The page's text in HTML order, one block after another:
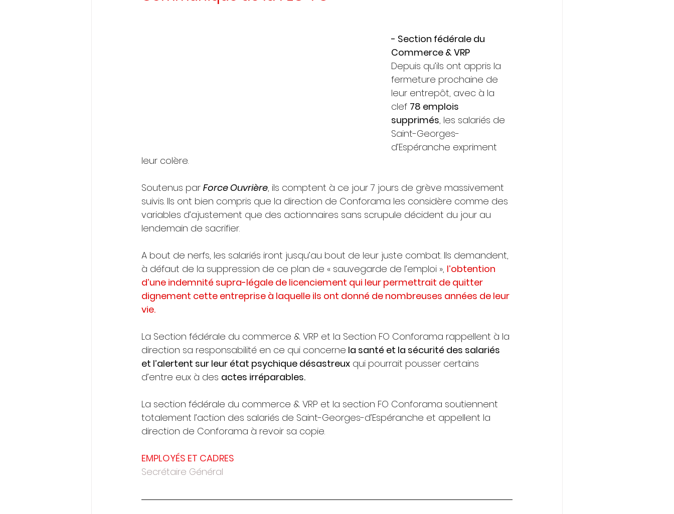
- Section fédérale du
Commerce & VRP
Depuis qu’ils ont appris la
fermeture prochaine de
leur entrepôt, avec à la
clef 78 emplois
supprimés, les salariés de
Saint-Georges-
d’Espéranche expriment
leur colère.
Soutenus par Force Ouvrière, ils comptent à ce jour 7 jours de grève massivement
suivis. Ils ont bien compris que la direction de Conforama les considère comme des
variables d’ajustement que des actionnaires sans scrupule décident du jour au
lendemain de sacrifier.
A bout de nerfs, les salariés iront jusqu’au bout de leur juste combat. Ils demandent,
à défaut de la suppression de ce plan de « sauvegarde de l’emploi », l’obtention
d’une indemnité supra-légale de licenciement qui leur permettrait de quitter
dignement cette entreprise à laquelle ils ont donné de nombreuses années de leur
vie.
La Section fédérale du commerce & VRP et la Section FO Conforama rappellent à la
direction sa responsabilité en ce qui concerne la santé et la sécurité des salariés
et l’alertent sur leur état psychique désastreux qui pourrait pousser certains
d’entre eux à des actes irréparables.
La section fédérale du commerce & VRP et la section FO Conforama soutiennent
totalement l’action des salariés de Saint-Georges-d’Espéranche et appellent la
direction de Conforama à revoir sa copie.
EMPLOYÉS ET CADRES
Secrétaire Général